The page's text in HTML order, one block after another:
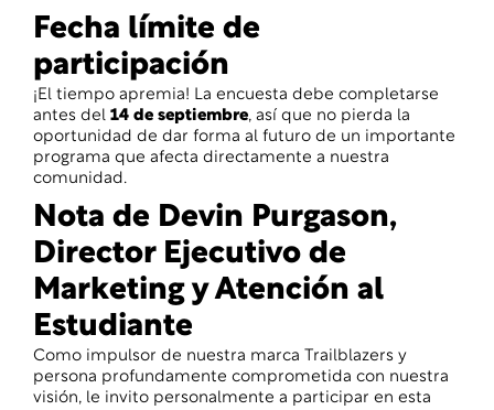
Fecha límite de
participación
¡El tiempo apremia! La encuesta debe completarse
antes del 14 de septiembre, así que no pierda la
oportunidad de dar forma al futuro de un importante
programa que afecta directamente a nuestra
comunidad.
Nota de Devin Purgason,
Director Ejecutivo de
Marketing y Atención al
Estudiante
Como impulsor de nuestra marca Trailblazers y
persona profundamente comprometida con nuestra
visión, le invito personalmente a participar en esta